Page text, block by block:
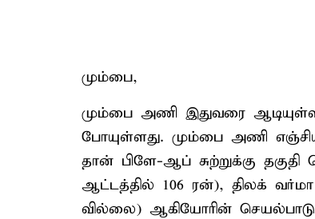
மும்பை,
மும்பை அணி இதுவரை
போயுள்ளது. மும்பை அணி
தான் பிளே-ஆப் சுற்றுக்கு
ஆட்டத்தில் 106 ரன்), திலக் வர்மா
வில்லை) ஆகியோரின் செயல்பாடு